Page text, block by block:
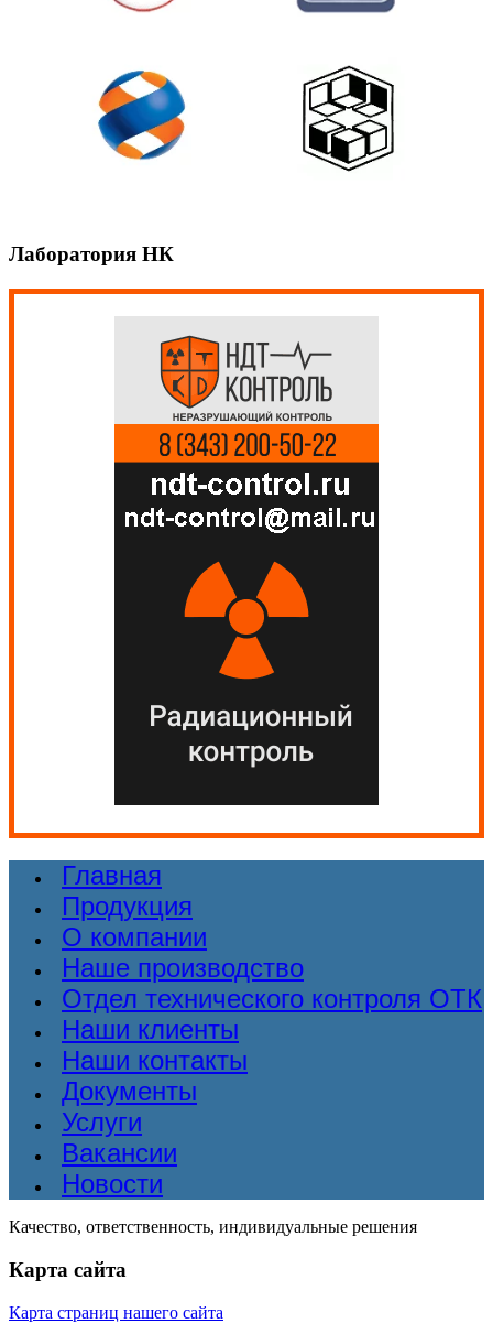
Лаборатория НК
Главная
Продукция
О компании
Наше производство
Отдел технического контроля ОТК
Наши клиенты
Наши контакты
Документы
Услуги
Вакансии
Новости
Качество, ответственность, индивидуальные решения
Карта сайта
Карта страниц нашего сайта